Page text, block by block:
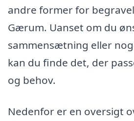
andre former for
Gærum. Uanset om du
sammensætning eller
kan du finde det, der
og behov.
Nedenfor er en oversigt